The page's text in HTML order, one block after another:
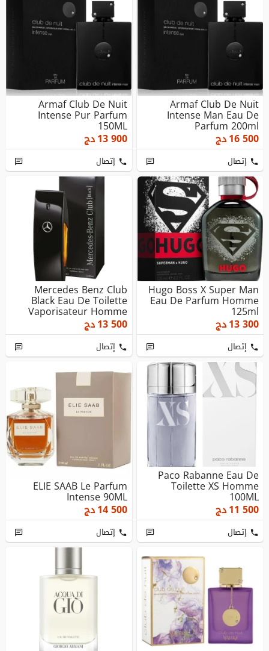
Armaf Club De Nuit
Intense Man Eau De
Parfum 200ml
16 500دج
إتصال
Armaf Club De Nuit
Intense Pur Parfum
150ML
13 900دج
إتصال
Hugo Boss X Super Man
Eau De Parfum Homme
125ml
13 300دج
إتصال
Mercedes Benz Club
Black Eau De Toilette
Vaporisateur Homme
100 Ml
13 500دج
إتصال
Paco Rabanne Eau De
Toilette XS Homme
100ML
11 500دج
إتصال
ELIE SAAB Le Parfum
Intense 90ML
14 500دج
إتصال